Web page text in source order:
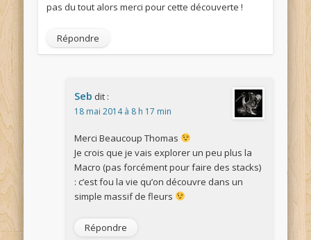
pas du tout alors merci pour cette découverte !
Répondre
Seb dit :
18 mai 2014 à 8 h 17 min
Merci Beaucoup Thomas
Je crois que je vais explorer un peu plus la
Macro (pas forcément pour faire des stacks)
: c’est fou la vie qu’on découvre dans un
simple massif de fleurs
Répondre